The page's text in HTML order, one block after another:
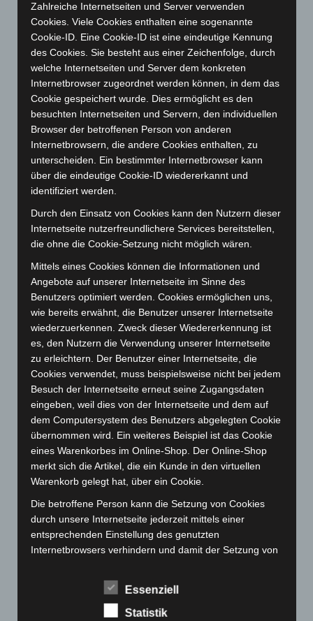
Dezember 2024
(89)
November 2024(94)
Oktober 2024(93)
September 2024(112)
August 2024(107)
Juli 2024(89)
Juni 2024(107)
Mai 2024(149)
April 2024 (102)
Februar 2024(103)
Januar 2024(111)
Dezember 2023(130)
November 2023(130)
Oktober 2023(114)
September 2023(133)
August 2023(134)
Juli 2023(118)
Juni 2023 (142)
Mai 2023
(139)
April 2023(155)
März 2023(174)
Februar 2023(154)
Januar 2023
(140)
Dezember 2022(130)
November 2022(167)
(205)
(166)
Zahlreiche Internetseiten und Server verwenden
Cookies. Viele Cookies enthalten eine sogenannte
Cookie-ID. Eine Cookie-ID ist eine eindeutige Kennung
des Cookies. Sie besteht aus einer Zeichenfolge, durch
welche Internetseiten und Server dem konkreten
Internetbrowser zugeordnet werden können, in dem das
Cookie gespeichert wurde. Dies ermöglicht es den
besuchten Internetseiten und Servern, den individuellen
Browser der betroffenen Person von anderen
Internetbrowsern, die andere Cookies enthalten, zu
unterscheiden. Ein bestimmter Internetbrowser kann
über die eindeutige Cookie-ID wiedererkannt und
identifiziert werden.
Durch den Einsatz von Cookies kann den Nutzern dieser
Internetseite nutzerfreundlichere Services bereitstellen,
die ohne die Cookie-Setzung nicht möglich wären.
Mittels eines Cookies können die Informationen und
Angebote auf unserer Internetseite im Sinne des
Benutzers optimiert werden. Cookies ermöglichen uns,
wie bereits erwähnt, die Benutzer unserer Internetseite
wiederzuerkennen. Zweck dieser Wiedererkennung ist
es, den Nutzern die Verwendung unserer Internetseite
zu erleichtern. Der Benutzer einer Internetseite, die
Cookies verwendet, muss beispielsweise nicht bei jedem
Besuch der Internetseite erneut seine Zugangsdaten
eingeben, weil dies von der Internetseite und dem auf
dem Computersystem des Benutzers abgelegten Cookie
übernommen wird. Ein weiteres Beispiel ist das Cookie
eines Warenkorbes im Online-Shop. Der Online-Shop
merkt sich die Artikel, die ein Kunde in den virtuellen
Warenkorb gelegt hat, über ein Cookie.
Die betroffene Person kann die Setzung von Cookies
durch unsere Internetseite jederzeit mittels einer
entsprechenden Einstellung des genutzten
Internetbrowsers verhindern und damit der Setzung von
bereits gesetzte Cookies jederzeit über einen
Internetbrowser oder andere Softwareprogramme
gelöscht werden. Dies ist in allen gängigen
Essenziell
Statistik